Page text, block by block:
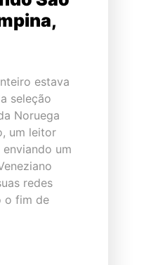
estava
seleção
Noruega
um leitor
um
redes
o fim de